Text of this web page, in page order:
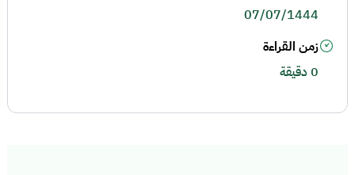
07/07/1444
زمن القراءة
0 دقيقة